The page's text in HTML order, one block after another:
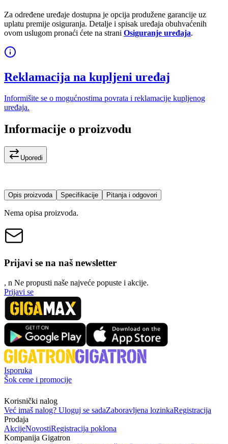
Za određene uređaje dostupna je opcija produžene garancije uz
uplatu premije osiguranja. Detalje i spisak uređaja obuhvaćenih
ovom uslugom pronaći ćete na strani Osiguranje uređaja.
Reklamacija na kupljeni uređaj
Informišite se o mogućnostima povrata i reklamacije kupljenog
uređaja.
Informacije o proizvodu
Uporedi
Opis proizvoda Specifikacije Pitanja i odgovori
Nema opisa proizvoda.
Prijavi se na naš newsletter
, n Ne propusti naše najveće popuste i akcije.
Prijavi se
Isporuka
Šok cene i promocije
Korisnički nalog
Već imaš nalog? Uloguj se sadaZaboravljena lozinkaRegistracija
Prodaja
AkcijeNovostiRegistracija poklona
Kompanija Gigatron